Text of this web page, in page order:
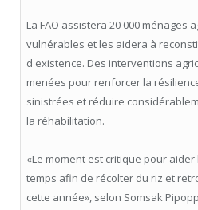
La FAO assistera 20 000 ménages
vulnérables et les aidera à
d'existence. Des interventions
menées pour renforcer la
sinistrées et réduire
la réhabilitation.
«Le moment est critique pour
temps afin de récolter du riz et
cette année», selon Somsak